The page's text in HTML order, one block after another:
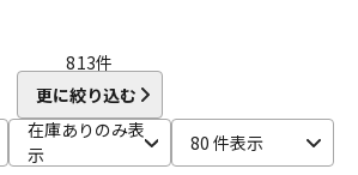
Montreux
MOOER
MUTEC
Noah’sark NUX Orange
ORB
813件
更に絞り込む
在庫ありのみ表
示
80 件表示